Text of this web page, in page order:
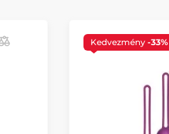
Kedvezmény -33%